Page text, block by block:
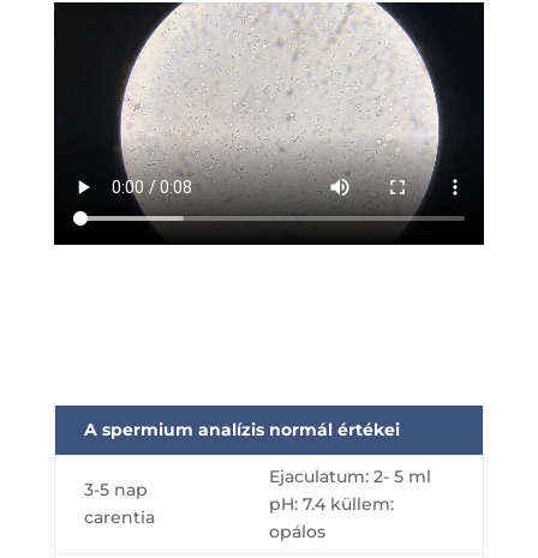
A spermium analízis normál értékei
3-5 nap
carentia
Ejaculatum: 2- 5 ml
pH: 7.4 küllem:
opálos